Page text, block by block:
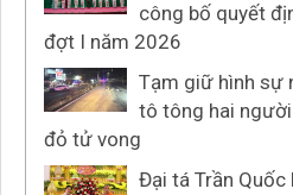
công bố quyết
đợt I năm 2026
Tạm giữ hình sự
tô tông hai
đỏ tử vong
Đại tá Trần Quốc